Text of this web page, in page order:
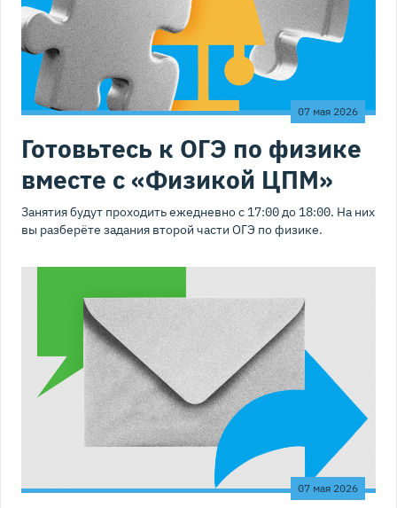
07 мая 2026
Готовьтесь к ОГЭ по физике
вместе с «Физикой ЦПМ»
Занятия будут проходить ежедневно с 17:00 до 18:00. На них
вы разберёте задания второй части ОГЭ по физике.
07 мая 2026